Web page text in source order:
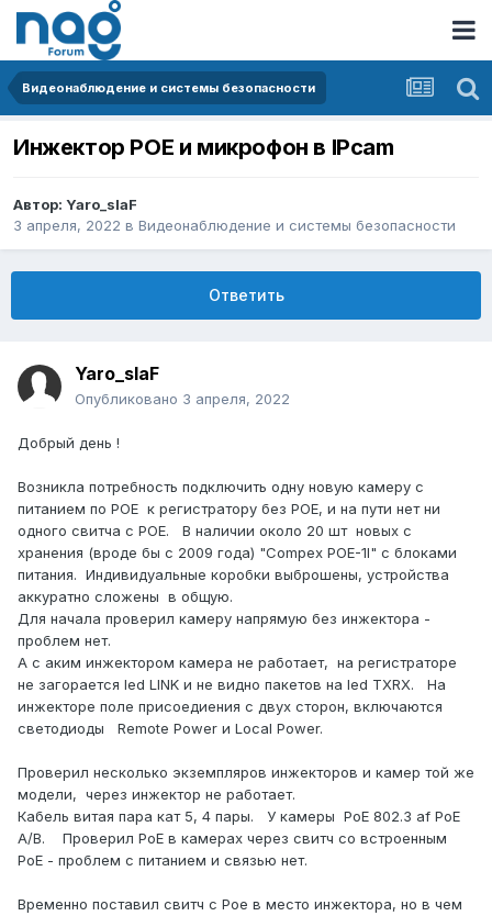
Видеонаблюдение и системы безопасности
Инжектор POE и микрофон в IPcam
Автор: Yaro_slaF
3 апреля, 2022 в Видеонаблюдение и системы безопасности
Ответить
Yaro_slaF
Опубликовано 3 апреля, 2022
Добрый день !
Возникла потребность подключить одну новую камеру с
питанием по POE к регистратору без POE, и на пути нет ни
одного свитча с POE. В наличии около 20 шт новых с
хранения (вроде бы с 2009 года) "Compex POE-1I" с блоками
питания. Индивидуальные коробки выброшены, устройства
аккуратно сложены в общую.
Для начала проверил камеру напрямую без инжектора -
проблем нет.
А с аким инжектором камера не работает, на регистраторе
не загорается led LINK и не видно пакетов на led TXRX. На
инжекторе поле присоедиения с двух сторон, включаются
светодиоды Remote Power и Local Power.
Проверил несколько экземпляров инжекторов и камер той же
модели, через инжектор не работает.
Кабель витая пара кат 5, 4 пары. У камеры PoE 802.3 af PoE
A/B. Проверил PoE в камерах через свитч со встроенным
PoE - проблем с питанием и связью нет.
Временно поставил свитч с Poe в место инжектора, но в чем